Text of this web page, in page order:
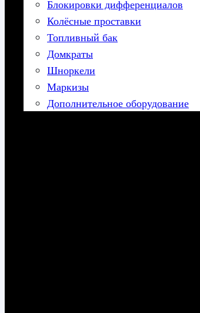
Блокировки дифференциалов
Колёсные проставки
Топливный бак
Домкраты
Шноркели
Маркизы
Дополнительное оборудование